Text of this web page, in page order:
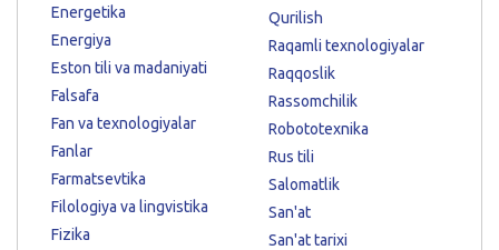
Energetika
Energiya
Eston tili va madaniyati
Falsafa
Fan va texnologiyalar
Fanlar
Farmatsevtika
Filologiya va lingvistika
Fizika
Qurilish
Raqamli texnologiyalar
Raqqoslik
Rassomchilik
Robototexnika
Rus tili
Salomatlik
San'at
San'at tarixi